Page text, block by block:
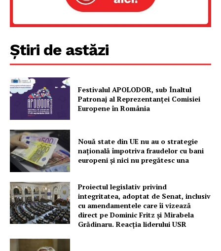
Știri de astăzi
Festivalul APOLODOR, sub Înaltul
Patronaj al Reprezentanței Comisiei
Europene în România
Nouă state din UE nu au o strategie
națională împotriva fraudelor cu bani
europeni și nici nu pregătesc una
Proiectul legislativ privind
integritatea, adoptat de Senat, inclusiv
cu amendamentele care îi vizează
direct pe Dominic Fritz și Mirabela
Grădinaru. Reacția liderului USR